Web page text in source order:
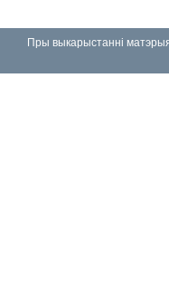
Пры выкарыстанні